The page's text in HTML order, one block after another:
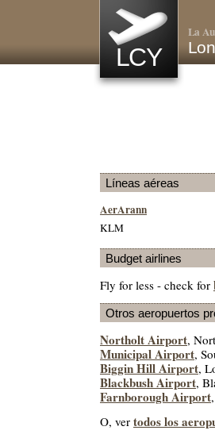
LCY
La
Líneas aéreas
AerArann
KLM
Budget airlines
Fly for less - check for
Otros aeropuertos
Northolt Airport,
Municipal Airport,
Biggin Hill Airport,
Blackbush Airport,
Farnborough Airport
O, ver todos los